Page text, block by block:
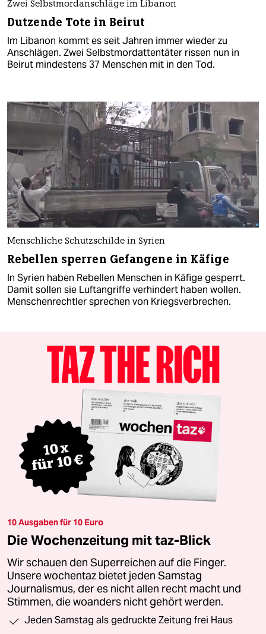
Zwei Selbstmordanschläge im Libanon
Dutzende Tote in Beirut
Im Libanon kommt es seit Jahren immer wieder zu
Anschlägen. Zwei Selbstmordattentäter rissen nun in
Beirut mindestens 37 Menschen mit in den Tod.
Menschliche Schutzschilde in Syrien
Rebellen sperren Gefangene in Käfige
In Syrien haben Rebellen Menschen in Käfige gesperrt.
Damit sollen sie Luftangriffe verhindert haben wollen.
Menschenrechtler sprechen von Kriegsverbrechen.
10 Ausgaben für 10 Euro
Die Wochenzeitung mit taz-Blick
Wir schauen den Superreichen auf die Finger.
Unsere wochentaz bietet jeden Samstag
Journalismus, der es nicht allen recht macht und
Stimmen, die woanders nicht gehört werden.
Jeden Samstag als gedruckte Zeitung frei Haus